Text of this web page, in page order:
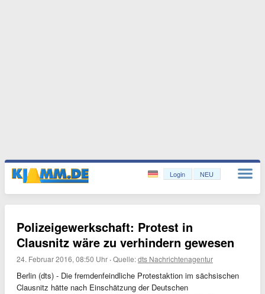
Login NEU
Polizeigewerkschaft: Protest in
Clausnitz wäre zu verhindern gewesen
24. Februar 2016, 08:50 Uhr ·Quelle:dts Nachrichtenagentur
Berlin (dts) - Die fremdenfeindliche Protestaktion im sächsischen
Clausnitz hätte nach Einschätzung der Deutschen